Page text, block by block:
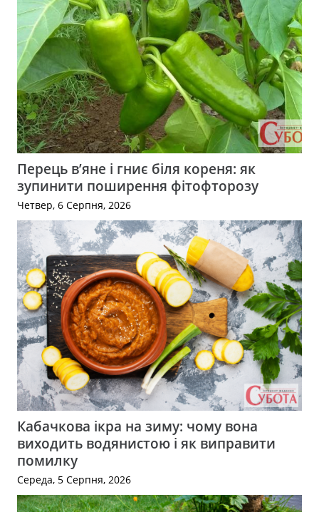
Перець в’яне і гниє біля кореня: як
зупинити поширення фітофторозу
Четвер, 6 Серпня, 2026
Кабачкова ікра на зиму: чому вона
виходить водянистою і як виправити
помилку
Середа, 5 Серпня, 2026